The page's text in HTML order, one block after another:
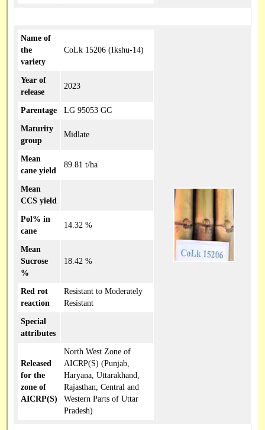
Name of
the
variety
CoLk 15206 (Ikshu-14)
Year of
release
2023
Parentage LG 95053 GC
Maturity
group
Midlate
Mean
cane yield
89.81 t/ha
Mean
CCS yield
Pol% in
cane
14.32 %
Mean
Sucrose
%
18.42 %
Red rot
reaction
Resistant to Moderately
Resistant
Special
attributes
Released
for the
zone of
AICRP(S)
North West Zone of
AICRP(S) (Punjab,
Haryana, Uttarakhand,
Rajasthan, Central and
Western Parts of Uttar
Pradesh)